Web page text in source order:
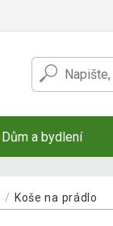
Dům a bydlení
Koše na prádlo